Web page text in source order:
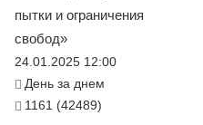
пытки и ограничения
свобод»
24.01.2025 12:00
День за днем
1161 (42489)